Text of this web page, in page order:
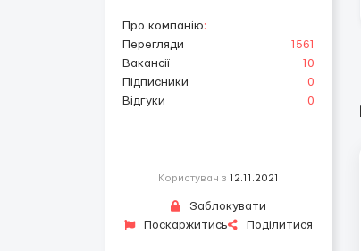
Про компанію:
Перегляди
1561
Вакансії
10
Підписники
0
Відгуки
0
Користувач з 12.11.2021
Заблокувати
Поскаржитись
Поділитися